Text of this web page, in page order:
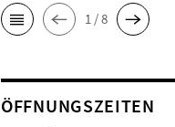
1 / 8
ÖFFNUNGSZEITEN